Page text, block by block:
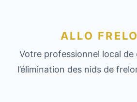
ALLO
Votre professionnel local
l’élimination des nids de